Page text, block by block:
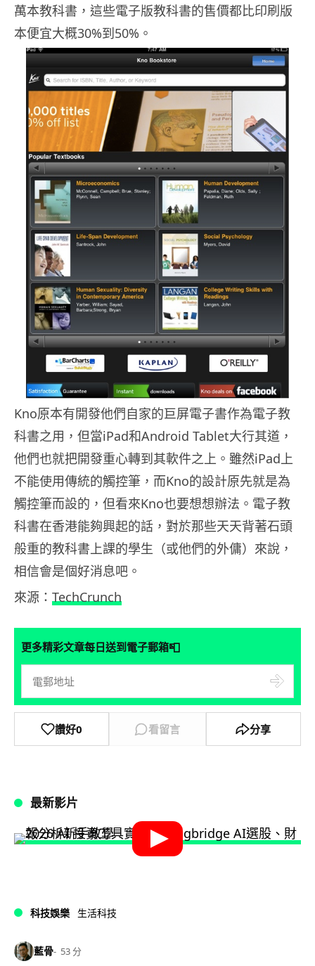
萬本教科書，這些電子版教科書的售價都比印刷版
本便宜大概30%到50%。
Kno原本有開發他們自家的巨屏電子書作為電子教
科書之用，但當iPad和Android Tablet大行其道，
他們也就把開發重心轉到其軟件之上。雖然iPad上
不能使用傳統的觸控筆，而Kno的設計原先就是為
觸控筆而設的，但看來Kno也要想想辦法。電子教
科書在香港能夠興起的話，對於那些天天背著石頭
般重的教科書上課的學生（或他們的外傭）來說，
相信會是個好消息吧。
來源： TechCrunch
更多精彩文章每日送到電子郵箱📮
讚好0 看留言 分享
最新影片
科技娛樂 生活科技
藍骨 53 分